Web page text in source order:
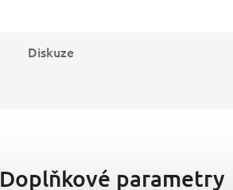
Diskuze
Doplňkové parametry